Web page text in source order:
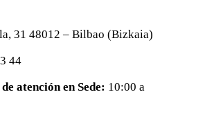
31 48012 – Bilbao (Bizkaia)
44
atención en Sede: 10:00 a